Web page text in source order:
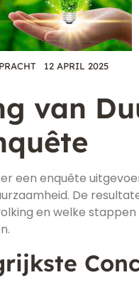
12 APRIL 2025
van
een enquête
De
en welke